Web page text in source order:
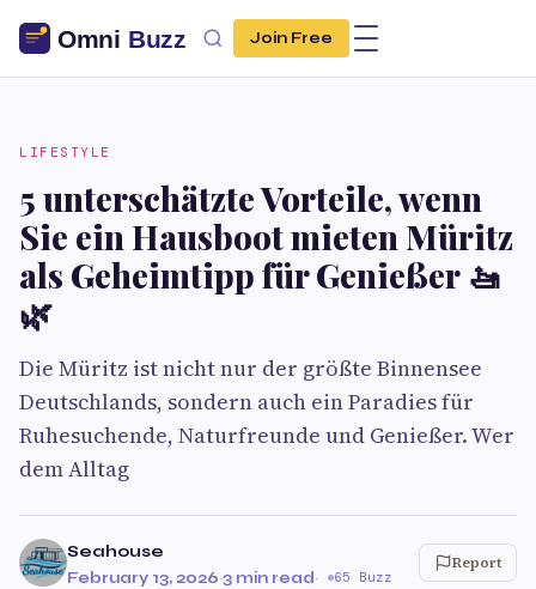
Join Free
LIFESTYLE
5 unterschätzte Vorteile, wenn
Sie ein Hausboot mieten Müritz
als Geheimtipp für Genießer 🚤
🌿
Die Müritz ist nicht nur der größte Binnensee
Deutschlands, sondern auch ein Paradies für
Ruhesuchende, Naturfreunde und Genießer. Wer
dem Alltag
Seahouse
February 13, 2026·3 min read· 65 Buzz
Report